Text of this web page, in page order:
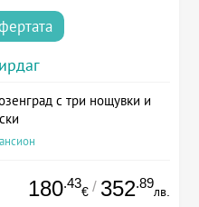
с три нощувки и
180.43
€ / 352.89
лв.